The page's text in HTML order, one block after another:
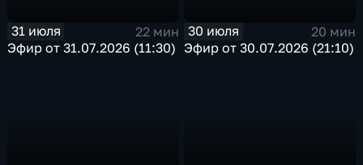
31 июля
22 мин
Эфир от 31.07.2026 (11:30)
30 июля
20 мин
Эфир от 30.07.2026 (21:10)